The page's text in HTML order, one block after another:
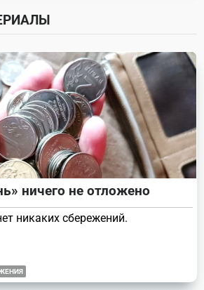
ничего не отложено
никаких сбережений.